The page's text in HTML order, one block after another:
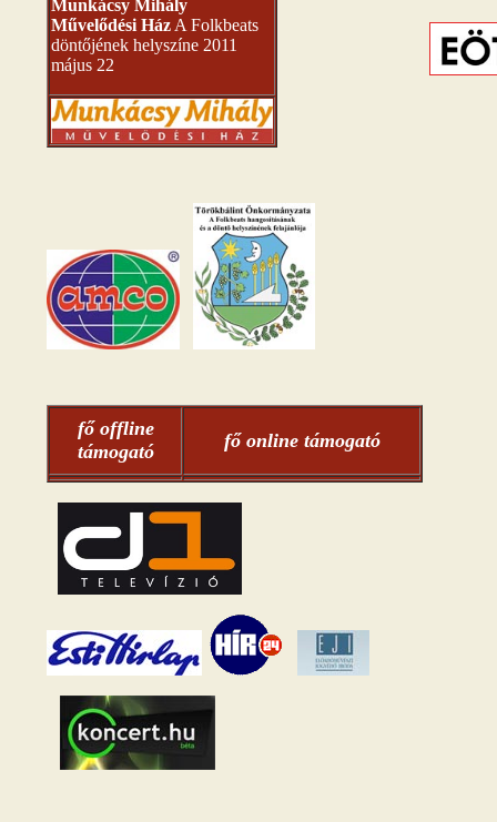
Munkácsy Mihály
Művelődési Ház A Folkbeats
döntőjének helyszíne 2011
május 22
fő offline
támogató
fő online támogató